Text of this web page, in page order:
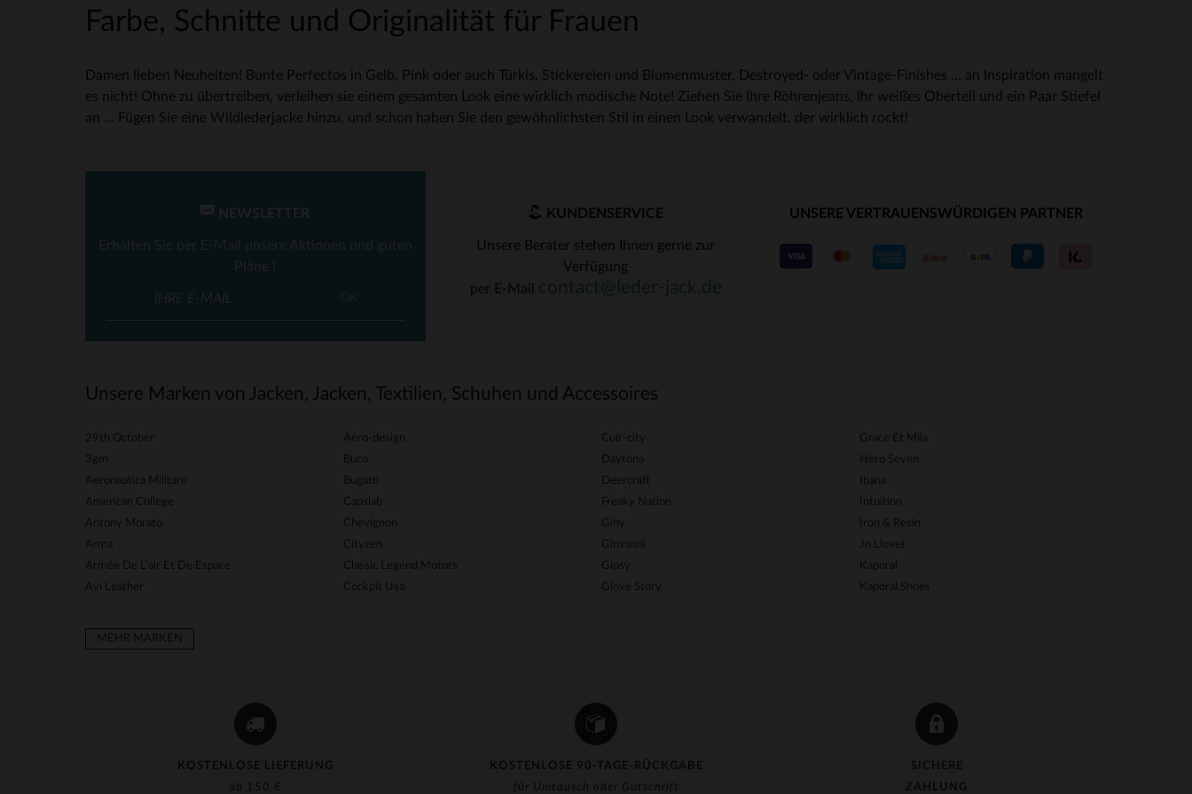
Farbe, Schnitte und Originalität für Frauen
Damen lieben Neuheiten! Bunte Perfectos in Gelb, Pink oder auch Türkis, Stickereien und Blumenmuster, Destroyed- oder Vintage-Finishes … an Inspiration mangelt
es nicht! Ohne zu übertreiben, verleihen sie einem gesamten Look eine wirklich modische Note! Ziehen Sie Ihre Röhrenjeans, Ihr weißes Oberteil und ein Paar Stiefel
an … Fügen Sie eine Wildlederjacke hinzu, und schon haben Sie den gewöhnlichsten Stil in einen Look verwandelt, der wirklich rockt!
Unsere Marken von Jacken, Jacken, Textilien, Schuhen und Accessoires
29th October
3gm
Aeronautica Militare
American College
Antony Morato
Arma
Armée De L'air Et De Espace
Avi Leather
Aéro-design
Buco
Bugatti
Capslab
Chevignon
Cityzen
Classic Legend Motors
Cockpit Usa
Cuir-city
Daytona
Deercraft
Freaky Nation
Giny
Giovanni
Gipsy
Glove Story
Grace Et Mila
Hero Seven
Ibana
Intuition
Iron & Resin
Jn Llovet
Kaporal
Kaporal Shoes
MEHR MARKEN
KOSTENLOSE LIEFERUNG
ab 150 €
KOSTENLOSE 90-TAGE-RÜCKGABE
für Umtausch oder Gutschrift
SICHERE
ZAHLUNG
NEWSLETTER
Erhalten Sie per E-Mail unsere Aktionen und guten
Pläne !
OK
KUNDENSERVICE
Unsere Berater stehen Ihnen gerne zur
Verfügung
per E-Mail
UNSERE VERTRAUENSWÜRDIGEN PARTNER